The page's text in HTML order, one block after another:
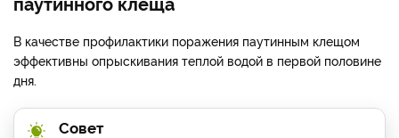
В качестве профилактики поражения паутинным клещом
эффективны опрыскивания теплой водой в первой половине
дня.
Совет